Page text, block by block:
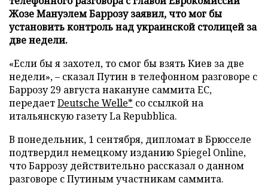
Жозе Мануэлем Баррозу заявил, что мог бы
установить контроль над украинской столицей за
две недели.
«Если бы я захотел, то смог бы взять Киев за две
недели», – сказал Путин в телефонном разговоре с
Баррозу 29 августа накануне саммита ЕС,
передаетDeutsche Welle* со ссылкой на
итальянскую газету La Repubblica.
В понедельник, 1 сентября, дипломат в Брюсселе
подтвердил немецкому изданию Spiegel Online,
что Баррозу действительно рассказал о данном
разговоре с Путиным участникам саммита.